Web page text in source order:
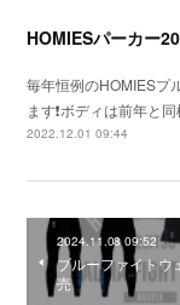
HOMIESパーカー
毎年恒例のHOMIESプ
ます❗ボディは前年と
2022.12.01 09:44
2024.11.08 09:52
ブルーファイトウ
売